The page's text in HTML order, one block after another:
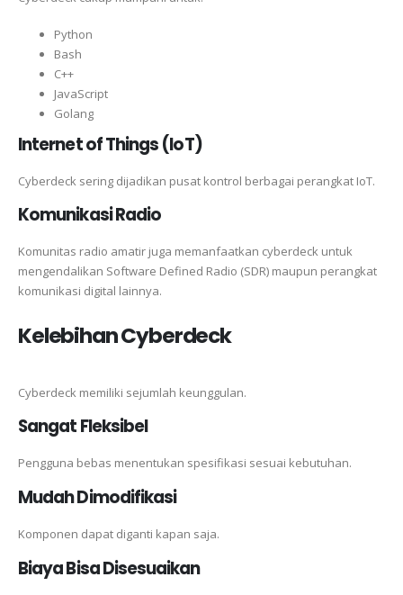
Python
Bash
C++
JavaScript
Golang
Internet of Things (IoT)
Cyberdeck sering dijadikan pusat kontrol berbagai perangkat IoT.
Komunikasi Radio
Komunitas radio amatir juga memanfaatkan cyberdeck untuk
mengendalikan Software Defined Radio (SDR) maupun perangkat
komunikasi digital lainnya.
Kelebihan Cyberdeck
Cyberdeck memiliki sejumlah keunggulan.
Sangat Fleksibel
Pengguna bebas menentukan spesifikasi sesuai kebutuhan.
Mudah Dimodifikasi
Komponen dapat diganti kapan saja.
Biaya Bisa Disesuaikan